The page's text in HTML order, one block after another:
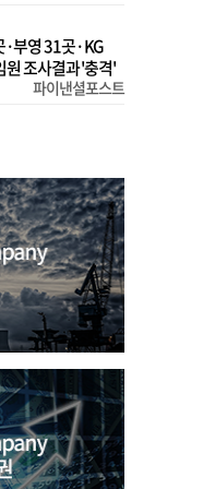
·부영 31곳·KG
조사결과 '충격'
파이낸셜포스트